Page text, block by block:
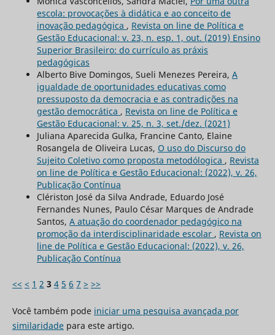
escola: provocações à didática e ao conceito de
inovação pedagógica , Revista on line de Política e
Gestão Educacional: v. 23, n. esp. 1, out. (2019) Ensino
Superior Brasileiro: do currículo as práxis
pedagógicas
Alberto Bive Domingos, Sueli Menezes Pereira, A
igualdade de oportunidades educativas como
pressuposto da democracia e as contradições na
gestão democrática , Revista on line de Política e
Gestão Educacional: v. 25, n. 3, set./dez. (2021)
Juliana Aparecida Gulka, Francine Canto, Elaine
Rosangela de Oliveira Lucas, O uso do Discurso do
Sujeito Coletivo como proposta metodólogica , Revista
on line de Política e Gestão Educacional: (2022), v. 26,
Publicação Contínua
Clériston José da Silva Andrade, Eduardo José
Fernandes Nunes, Paulo César Marques de Andrade
Santos, A atuação do coordenador pedagógico na
promoção da interdisciplinaridade escolar , Revista on
line de Política e Gestão Educacional: (2022), v. 26,
Publicação Contínua
<< < 1 2 3 4 5 6 7 > >>
Você também pode iniciar uma pesquisa avançada por
similaridadepara este artigo.